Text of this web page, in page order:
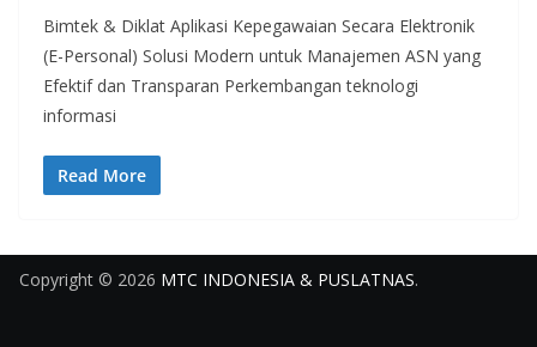
Bimtek & Diklat Aplikasi Kepegawaian Secara Elektronik
(E-Personal) Solusi Modern untuk Manajemen ASN yang
Efektif dan Transparan Perkembangan teknologi
informasi
Read More
Copyright © 2026 MTC INDONESIA & PUSLATNAS.